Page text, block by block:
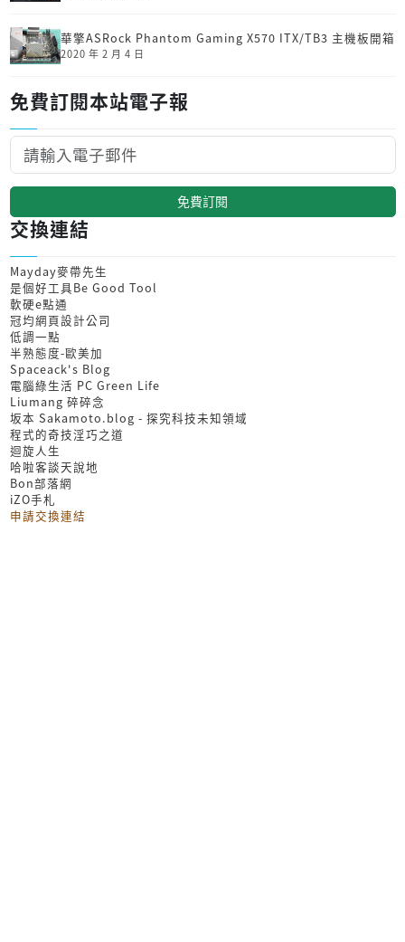
華擎ASRock Phantom Gaming X570 ITX/TB3 主機板開箱
2020 年 2 月 4 日
免費訂閱本站電子報
免費訂閱
交換連結
Mayday麥帶先生
是個好工具Be Good Tool
軟硬e點通
冠均網頁設計公司
低調一點
半熟態度-歐美加
Spaceack's Blog
電腦綠生活 PC Green Life
Liumang 碎碎念
坂本 Sakamoto.blog - 探究科技未知領域
程式的奇技淫巧之道
迴旋人生
哈啦客談天說地
Bon部落網
iZO手札
申請交換連結